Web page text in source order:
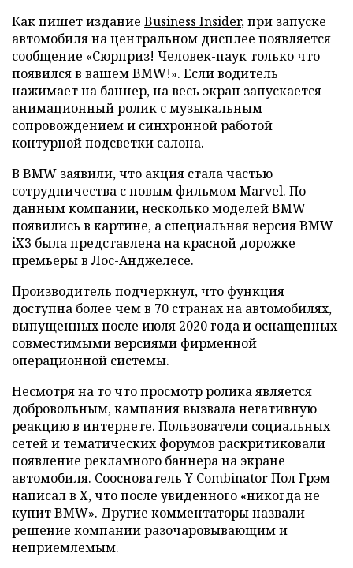
Как пишет издание Business Insider, при запуске
автомобиля на центральном дисплее появляется
сообщение «Сюрприз! Человек-паук только что
появился в вашем BMW!». Если водитель
нажимает на баннер, на весь экран запускается
анимационный ролик с музыкальным
сопровождением и синхронной работой
контурной подсветки салона.
В BMW заявили, что акция стала частью
сотрудничества с новым фильмом Marvel. По
данным компании, несколько моделей BMW
появились в картине, а специальная версия BMW
iX3 была представлена на красной дорожке
премьеры в Лос-Анджелесе.
Производитель подчеркнул, что функция
доступна более чем в 70 странах на автомобилях,
выпущенных после июля 2020 года и оснащенных
совместимыми версиями фирменной
операционной системы.
Несмотря на то что просмотр ролика является
добровольным, кампания вызвала негативную
реакцию в интернете. Пользователи социальных
сетей и тематических форумов раскритиковали
появление рекламного баннера на экране
автомобиля. Сооснователь Y Combinator Пол Грэм
написал в X, что после увиденного «никогда не
купит BMW». Другие комментаторы назвали
решение компании разочаровывающим и
неприемлемым.